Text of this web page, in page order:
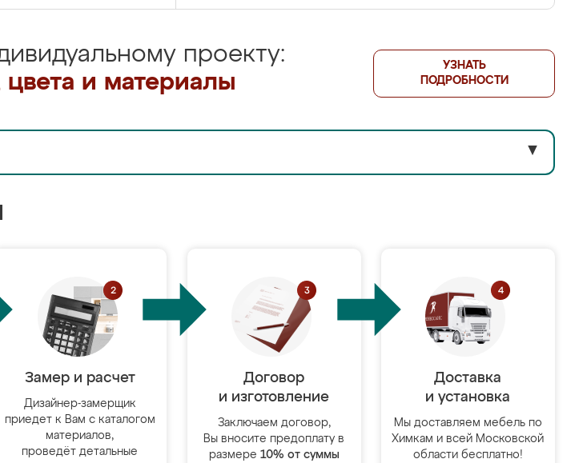
проекту:
и материалы
УЗНАТЬ
ПОДРОБНОСТИ
▼
Замер и расчет
Дизайнер-замерщик
приедет к Вам с каталогом
материалов,
проведёт детальные
Договор
и изготовление
Заключаем договор,
Вы вносите предоплату в
размере 10% от суммы
Доставка
и установка
Мы доставляем мебель по
Химкам и всей Московской
области бесплатно!